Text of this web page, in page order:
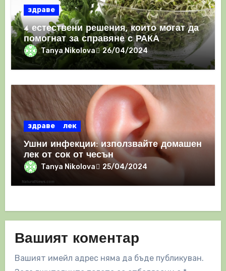
здраве
4 естествени решения, които могат да
помогнат за справяне с РАКА
Tanya Nikolova 26/04/2024
здраве лек
Ушни инфекции: използвайте домашен
лек от сок от чесън
Tanya Nikolova 25/04/2024
Вашият коментар
Вашият имейл адрес няма да бъде публикуван.